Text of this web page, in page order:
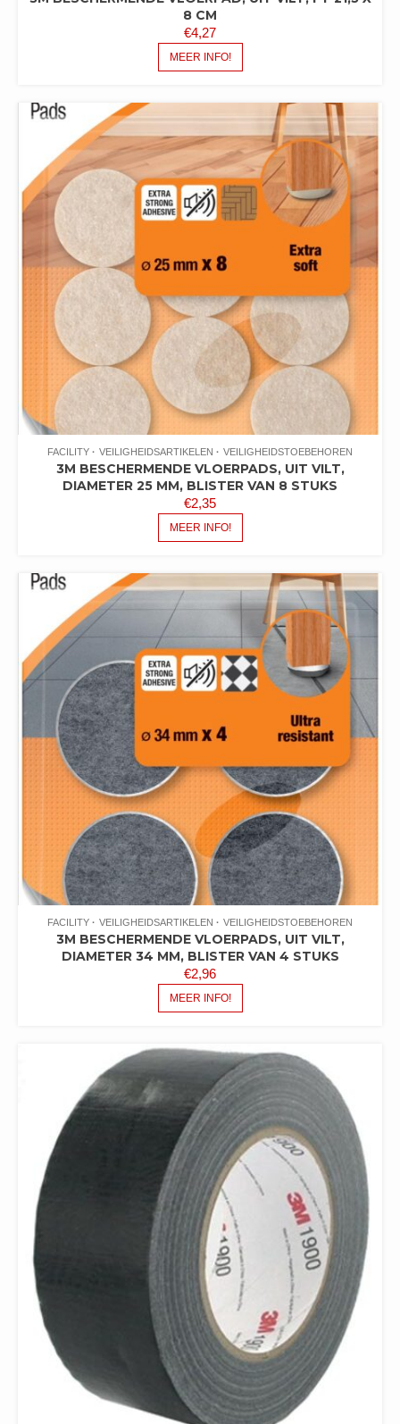
8 CM
€4,27
MEER INFO!
FACILITY VEILIGHEIDSARTIKELEN VEILIGHEIDSTOEBEHOREN
3M BESCHERMENDE VLOERPADS, UIT VILT,
DIAMETER 25 MM, BLISTER VAN 8 STUKS
€2,35
MEER INFO!
FACILITY VEILIGHEIDSARTIKELEN VEILIGHEIDSTOEBEHOREN
3M BESCHERMENDE VLOERPADS, UIT VILT,
DIAMETER 34 MM, BLISTER VAN 4 STUKS
€2,96
MEER INFO!